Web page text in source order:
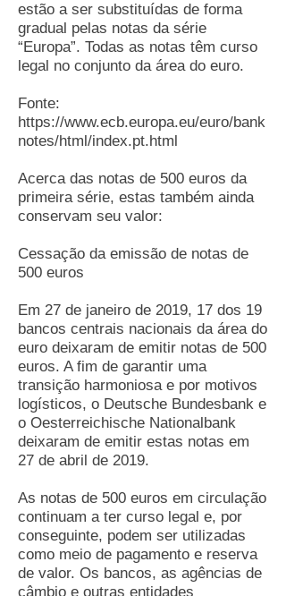
estão a ser substituídas de forma
gradual pelas notas da série
“Europa”. Todas as notas têm curso
legal no conjunto da área do euro.
Fonte:
https://www.ecb.europa.eu/euro/bank
notes/html/index.pt.html
Acerca das notas de 500 euros da
primeira série, estas também ainda
conservam seu valor:
Cessação da emissão de notas de
500 euros
Em 27 de janeiro de 2019, 17 dos 19
bancos centrais nacionais da área do
euro deixaram de emitir notas de 500
euros. A fim de garantir uma
transição harmoniosa e por motivos
logísticos, o Deutsche Bundesbank e
o Oesterreichische Nationalbank
deixaram de emitir estas notas em
27 de abril de 2019.
As notas de 500 euros em circulação
continuam a ter curso legal e, por
conseguinte, podem ser utilizadas
como meio de pagamento e reserva
de valor. Os bancos, as agências de
câmbio e outras entidades